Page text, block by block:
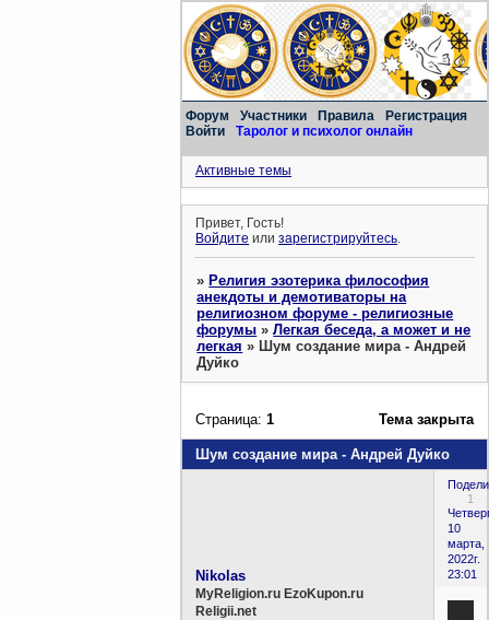
Форум Участники Правила
Регистрация
Войти
Таролог и психолог онлайн
Активные темы
Привет, Гость!
Войдите илизарегистрируйтесь.
»Религия эзотерика философия
анекдоты и демотиваторы на
религиозном форуме - религиозные
форумы »Легкая беседа, а может и не
легкая »Шум создание мира - Андрей
Дуйко
Шум создание мира - Андрей Дуйко
Страница:1 Тема закрыта
1
10
марта,
2022г.
23:01
Nikolas
MyReligion.ru EzoKupon.ru
Religii.net